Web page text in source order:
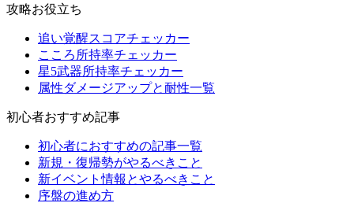
攻略お役立ち
追い覚醒スコアチェッカー
こころ所持率チェッカー
星5武器所持率チェッカー
属性ダメージアップと耐性一覧
初心者おすすめ記事
初心者におすすめの記事一覧
新規・復帰勢がやるべきこと
新イベント情報とやるべきこと
序盤の進め方